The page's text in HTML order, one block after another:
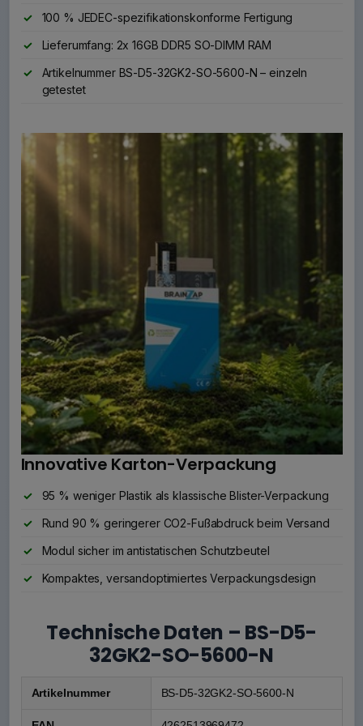
100 % JEDEC-spezifikationskonforme Fertigung
Lieferumfang: 2x 16GB DDR5 SO-DIMM RAM
Artikelnummer BS-D5-32GK2-SO-5600-N – einzeln
getestet
Innovative Karton-Verpackung
95 % weniger Plastik als klassische Blister-Verpackung
Rund 90 % geringerer CO2-Fußabdruck beim Versand
Modul sicher im antistatischen Schutzbeutel
Kompaktes, versandoptimiertes Verpackungsdesign
Technische Daten – BS-D5-
32GK2-SO-5600-N
Artikelnummer BS-D5-32GK2-SO-5600-N